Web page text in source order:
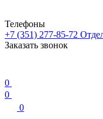
Телефоны
+7 (351) 277-85-72
Заказать звонок
0
0
0